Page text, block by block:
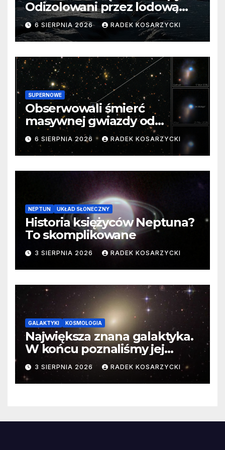
Odizolowani przez lodową
barierę
6 SIERPNIA 2026 RADEK KOSARZYCKI
SUPERNOWE
Obserwowali śmierć
masywnej gwiazdy od
samego początku. Niezwykle
cenne dane
6 SIERPNIA 2026 RADEK KOSARZYCKI
NEPTUN UKŁAD SŁONECZNY
Historia księżyców Neptuna?
To skomplikowane
3 SIERPNIA 2026 RADEK KOSARZYCKI
GALAKTYKI KOSMOLOGIA
Największa znana galaktyka.
W końcu poznaliśmy jej
faktyczne wymiary
3 SIERPNIA 2026 RADEK KOSARZYCKI